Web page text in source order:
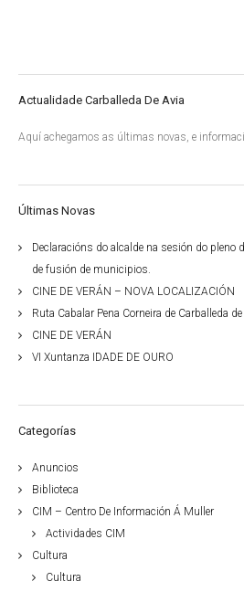
Actualidade Carballeda De Avia
Aquí achegamos as últimas novas, e
Últimas Novas
Declaracións do alcalde na sesión do pleno
de fusión de municipios.
CINE DE VERÁN – NOVA LOCALIZACIÓN
Ruta Cabalar Pena Corneira de Carballeda
CINE DE VERÁN
VI Xuntanza IDADE DE OURO
Categorías
Anuncios
Biblioteca
CIM – Centro De Información Á Muller
Actividades CIM
Cultura
Cultura